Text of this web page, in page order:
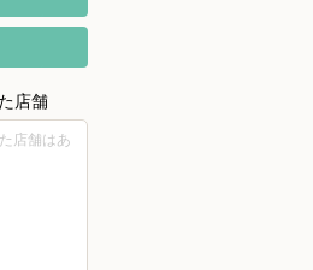
店舗
店舗はあ